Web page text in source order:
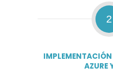
2
AZURE